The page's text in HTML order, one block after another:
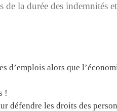
la durée des indemnités
d’emplois alors que
!
défendre les droits des